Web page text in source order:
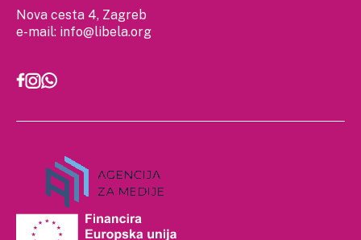
Nova cesta 4, Zagreb
e-mail: info@libela.org